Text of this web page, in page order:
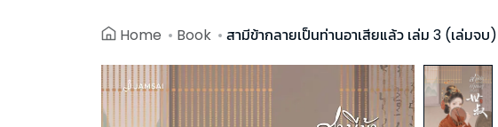
Home Book สามีข้ากลายเป็นท่านอาเสียแล้ว เล่ม 3 (เล่มจบ)